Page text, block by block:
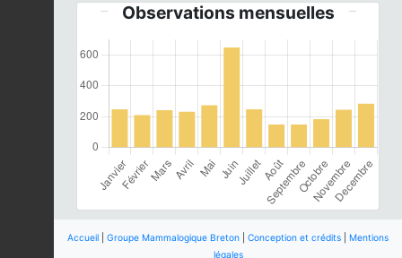
Observations mensuelles
Accueil Groupe Mammalogique Breton Conception et crédits
Mentions
légales